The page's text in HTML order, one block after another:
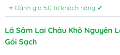
⭐ Đánh giá 5.0 từ khách hàng ✔
Lá Sâm Lai Châu Khô Nguyên
Gói Sạch